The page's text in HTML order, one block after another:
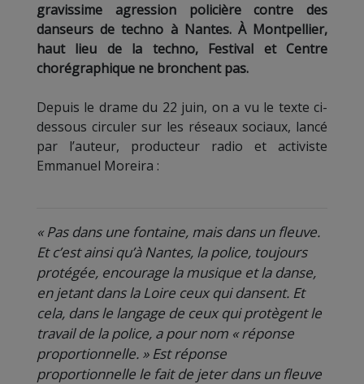
gravissime agression policière contre des
danseurs de techno à Nantes. À Montpellier,
haut lieu de la techno, Festival et Centre
chorégraphique ne bronchent pas.
Depuis le drame du 22 juin, on a vu le texte ci-
dessous circuler sur les réseaux sociaux, lancé
par l’auteur, producteur radio et activiste
Emmanuel Moreira :
« Pas dans une fontaine, mais dans un fleuve.
Et c’est ainsi qu’à Nantes, la police, toujours
protégée, encourage la musique et la danse,
en jetant dans la Loire ceux qui dansent. Et
cela, dans le langage de ceux qui protègent le
travail de la police, a pour nom « réponse
proportionnelle. » Est réponse
proportionnelle le fait de jeter dans un fleuve